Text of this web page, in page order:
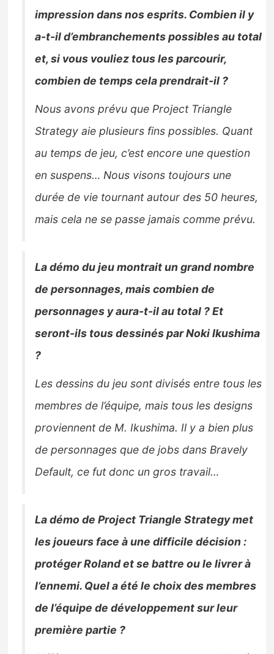
impression dans nos esprits. Combien il y
a-t-il d’embranchements possibles au total
et, si vous vouliez tous les parcourir,
combien de temps cela prendrait-il ?
Nous avons prévu que Project Triangle
Strategy aie plusieurs fins possibles. Quant
au temps de jeu, c’est encore une question
en suspens… Nous visons toujours une
durée de vie tournant autour des 50 heures,
mais cela ne se passe jamais comme prévu.
La démo du jeu montrait un grand nombre
de personnages, mais combien de
personnages y aura-t-il au total ? Et
seront-ils tous dessinés par Noki Ikushima
?
Les dessins du jeu sont divisés entre tous les
membres de l’équipe, mais tous les designs
proviennent de M. Ikushima. Il y a bien plus
de personnages que de jobs dans Bravely
Default, ce fut donc un gros travail…
La démo de Project Triangle Strategy met
les joueurs face à une difficile décision :
protéger Roland et se battre ou le livrer à
l’ennemi. Quel a été le choix des membres
de l’équipe de développement sur leur
première partie ?